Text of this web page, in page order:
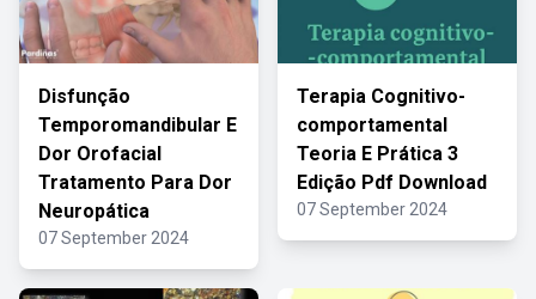
Disfunção
Temporomandibular E
Dor Orofacial
Tratamento Para Dor
Neuropática
07 September 2024
Terapia Cognitivo-
comportamental
Teoria E Prática 3
Edição Pdf Download
07 September 2024